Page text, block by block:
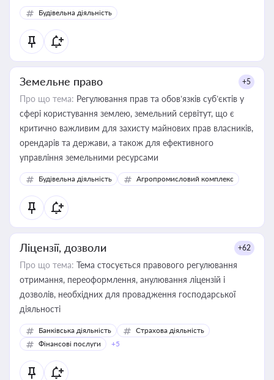
Будівельна діяльність
Земельне право +5
Про що тема: Регулювання прав та обов’язків суб’єктів у
сфері користування землею, земельний сервітут, що є
критично важливим для захисту майнових прав власників,
орендарів та держави, а також для ефективного
управління земельними ресурсами
Будівельна діяльність Агропромисловий комплекс
Ліцензії, дозволи +62
Про що тема: Тема стосується правового регулювання
отримання, переоформлення, анулювання ліцензій і
дозволів, необхідних для провадження господарської
діяльності
Банківська діяльність
Страхова діяльність
Фінансові послуги
+5